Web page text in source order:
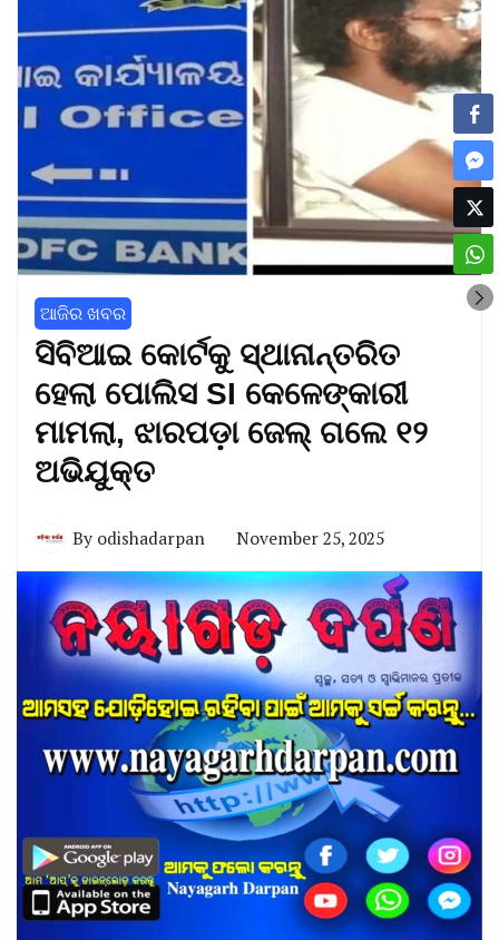
ଆଜିର ଖବର
ସିବିଆଇ କୋର୍ଟକୁ ସ୍ଥାନାନ୍ତରିତ
ହେଲା ପୋଲିସ SI କେଳେଙ୍କାରୀ
ମାମଲା, ଝାରପଡ଼ା ଜେଲ୍ ଗଲେ ୧୨
ଅଭିଯୁକ୍ତ
By odishadarpan November 25, 2025